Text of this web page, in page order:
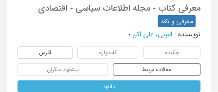
معرفی کتاب - مجله اطلاعات سیاسی - اقتصادی
معرفی و نقد
نویسنده : امینی، علی اکبر ؛
چکیده کلیدواژه آدرس
مقالات مرتبط پیشنهاد دیگران
دانلود